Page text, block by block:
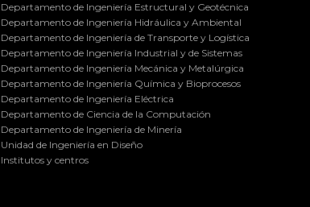
Departamento de Ingeniería Estructural y Geotécnica
Departamento de Ingeniería Hidráulica y Ambiental
Departamento de Ingeniería de Transporte y Logística
Departamento de Ingeniería Industrial y de Sistemas
Departamento de Ingeniería Mecánica y Metalúrgica
Departamento de Ingeniería Química y Bioprocesos
Departamento de Ingeniería Eléctrica
Departamento de Ciencia de la Computación
Departamento de Ingeniería de Minería
Unidad de Ingeniería en Diseño
Institutos y centros